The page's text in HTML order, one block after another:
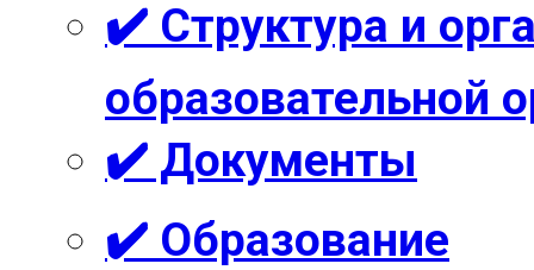
✔️ Структура и
образовательной
✔️ Документы
✔️ Образование